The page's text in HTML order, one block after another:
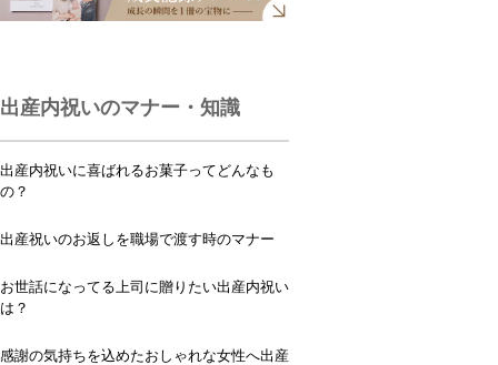
出産内祝いのマナー・知識
出産内祝いに喜ばれるお菓子ってどんなも
の？
出産祝いのお返しを職場で渡す時のマナー
お世話になってる上司に贈りたい出産内祝い
は？
感謝の気持ちを込めたおしゃれな女性へ出産